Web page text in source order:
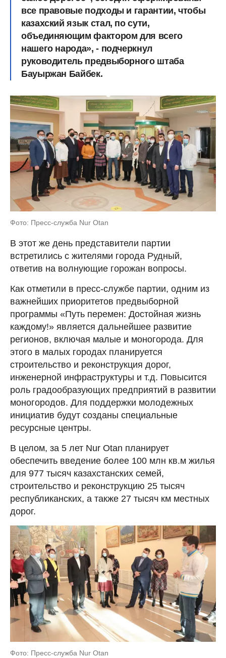
все правовые подходы и гарантии, чтобы
казахский язык стал, по сути,
объединяющим фактором для всего
нашего народа», - подчеркнул
руководитель предвыборного штаба
Бауыржан Байбек.
Фото: Пресс-служба Nur Otan
В этот же день представители партии
встретились с жителями города Рудный,
ответив на волнующие горожан вопросы.
Как отметили в пресс-службе партии, одним из
важнейших приоритетов предвыборной
программы «Путь перемен: Достойная жизнь
каждому!» является дальнейшее развитие
регионов, включая малые и моногорода. Для
этого в малых городах планируется
строительство и реконструкция дорог,
инженерной инфраструктуры и т.д. Повысится
роль градообразующих предприятий в развитии
моногородов. Для поддержки молодежных
инициатив будут созданы специальные
ресурсные центры.
В целом, за 5 лет Nur Otan планирует
обеспечить введение более 100 млн кв.м жилья
для 977 тысяч казахстанских семей,
строительство и реконструкцию 25 тысяч
республиканских, а также 27 тысяч км местных
дорог.
Фото: Пресс-служба Nur Otan